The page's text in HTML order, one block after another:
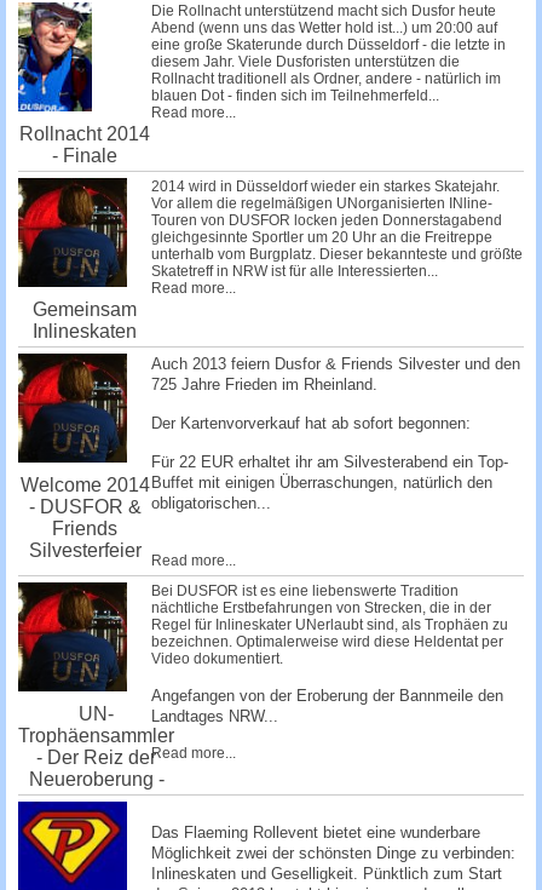
Rollnacht 2014
- Finale
Die Rollnacht unterstützend macht sich Dusfor heute
Abend (wenn uns das Wetter hold ist...) um 20:00 auf
eine große Skaterunde durch Düsseldorf - die letzte in
diesem Jahr. Viele Dusforisten unterstützen die
Rollnacht traditionell als Ordner, andere - natürlich im
blauen Dot - finden sich im Teilnehmerfeld...
Read more...
Gemeinsam
Inlineskaten
2014 wird in Düsseldorf wieder ein starkes Skatejahr.
Vor allem die regelmäßigen UNorganisierten INline-
Touren von DUSFOR locken jeden Donnerstagabend
gleichgesinnte Sportler um 20 Uhr an die Freitreppe
unterhalb vom Burgplatz. Dieser bekannteste und größte
Skatetreff in NRW ist für alle Interessierten...
Read more...
Welcome 2014
- DUSFOR &
Friends
Silvesterfeier
Auch 2013 feiern Dusfor & Friends Silvester und den
725 Jahre Frieden im Rheinland.
Der Kartenvorverkauf hat ab sofort begonnen:
Für 22 EUR erhaltet ihr am Silvesterabend ein Top-
Buffet mit einigen Überraschungen, natürlich den
obligatorischen...
Read more...
UN-
Trophäensammler
- Der Reiz der
Neueroberung -
Bei DUSFOR ist es eine liebenswerte Tradition
nächtliche Erstbefahrungen von Strecken, die in der
Regel für Inlineskater UNerlaubt sind, als Trophäen zu
bezeichnen. Optimalerweise wird diese Heldentat per
Video dokumentiert.
Angefangen von der Eroberung der Bannmeile den
Landtages NRW...
Read more...
Das Flaeming Rollevent bietet eine wunderbare
Möglichkeit zwei der schönsten Dinge zu verbinden:
Inlineskaten und Geselligkeit. Pünktlich zum Start